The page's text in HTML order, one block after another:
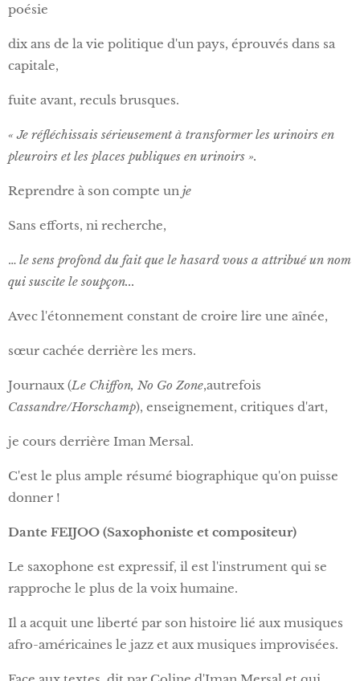
poésie
dix ans de la vie politique d'un pays, éprouvés dans sa
capitale,
fuite avant, reculs brusques.
« Je réfléchissais sérieusement à transformer les urinoirs en
pleuroirs et les places publiques en urinoirs ».
Reprendre à son compte un je
Sans efforts, ni recherche,
… le sens profond du fait que le hasard vous a attribué un nom
qui suscite le soupçon...
Avec l'étonnement constant de croire lire une aînée,
sœur cachée derrière les mers.
Journaux (Le Chiffon, No Go Zone,autrefois
Cassandre/Horschamp), enseignement, critiques d'art,
je cours derrière Iman Mersal.
C'est le plus ample résumé biographique qu'on puisse
donner !
Dante FEIJOO (Saxophoniste et compositeur)
Le saxophone est expressif, il est l'instrument qui se
rapproche le plus de la voix humaine.
Il a acquit une liberté par son histoire lié aux musiques
afro-américaines le jazz et aux musiques improvisées.